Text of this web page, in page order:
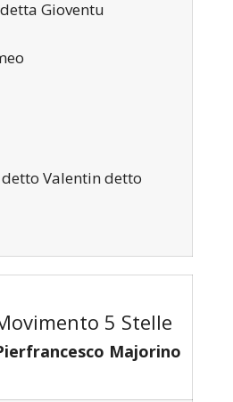
Gioventu
Valentin detto
5 Stelle
Majorino